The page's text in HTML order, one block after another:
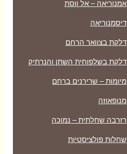
אמנוריאה – אל ווסת
דיסמנוריאה
דלקת בצוואר הרחם
דלקת בשלפוחית השתן והנרתיק
מיומות – שרירנים ברחם
מנופאוזה
רזרבה שחלתית – נמוכה
שחלות פולציסטיות